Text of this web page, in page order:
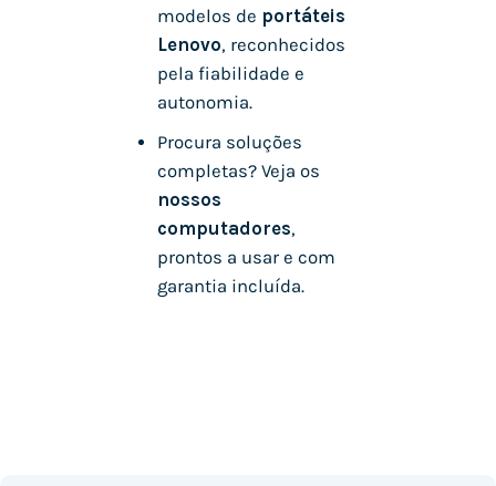
modelos de portáteis
Lenovo, reconhecidos
pela fiabilidade e
autonomia.
Procura soluções
completas? Veja os
nossos
computadores,
prontos a usar e com
garantia incluída.